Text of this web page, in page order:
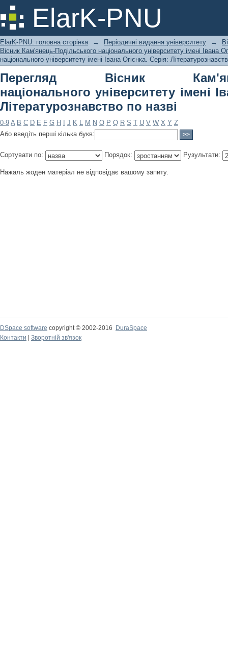
ElarK-PNU
Перегляд Вісник Кам'янець-
Івана Огієнка. Серія:
ElarK-PNU: головна сторінка → Періодичні видання університету →
Вісник Кам'янець-Подільського національного університету імені Івана
національного університету імені Івана Огієнка. Серія:
Перегляд Вісник
національного університету імені
Літературознавство по назві
0-9 A B C D E F G H J K L M N O P Q R S T U V W X Y Z
Або введіть перші кілька букв:
Сортувати по: Порядок: Рузультати:
Нажаль жоден матеріал не відповідає вашому запиту.
DSpace software copyright © 2002-2016
DuraSpace
Контакти
Зворотній зв'язок